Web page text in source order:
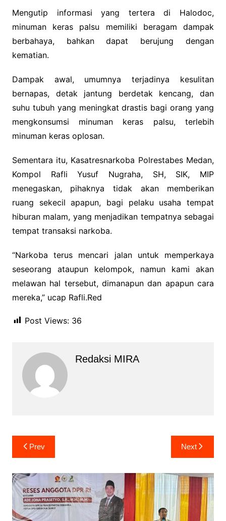
Mengutip informasi yang tertera di Halodoc,
minuman keras palsu memiliki beragam dampak
berbahaya, bahkan dapat berujung dengan
kematian.
Dampak awal, umumnya terjadinya kesulitan
bernapas, detak jantung berdetak kencang, dan
suhu tubuh yang meningkat drastis bagi orang yang
mengkonsumsi minuman keras palsu, terlebih
minuman keras oplosan.
Sementara itu, Kasatresnarkoba Polrestabes Medan,
Kompol Rafli Yusuf Nugraha, SH, SIK, MIP
menegaskan, pihaknya tidak akan memberikan
ruang sekecil apapun, bagi pelaku usaha tempat
hiburan malam, yang menjadikan tempatnya sebagai
tempat transaksi narkoba.
“Narkoba terus mencari jalan untuk memperkaya
seseorang ataupun kelompok, namun kami akan
melawan hal tersebut, dimanapun dan apapun cara
mereka,” ucap Rafli.Red
Post Views: 36
Redaksi MIRA
Navigasi
pos
Prev Next